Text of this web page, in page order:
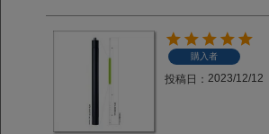
購入者
投稿日 2023/12/12